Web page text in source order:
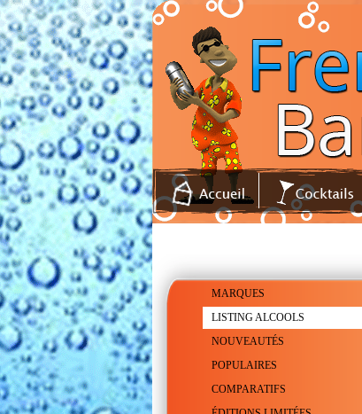
MARQUES
LISTING ALCOOLS
NOUVEAUTÉS
POPULAIRES
COMPARATIFS